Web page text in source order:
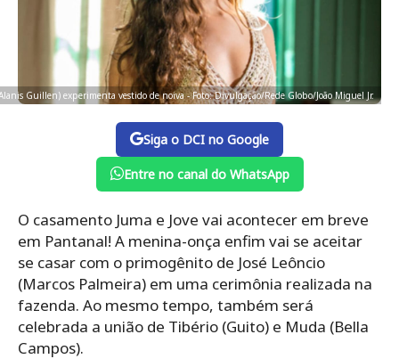
Guillen) experimenta vestido de noiva - Foto: Divulgação/Rede Globo/João Miguel Jr.
Siga o DCI no Google
Entre no canal do WhatsApp
O casamento Juma e Jove vai acontecer em breve
em Pantanal! A menina-onça enfim vai se aceitar
se casar com o primogênito de José Leôncio
(Marcos Palmeira) em uma cerimônia realizada na
fazenda. Ao mesmo tempo, também será
celebrada a união de Tibério (Guito) e Muda (Bella
Campos).